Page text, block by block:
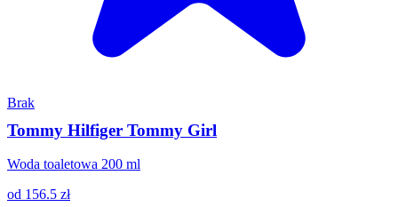
Brak
Tommy Hilfiger Tommy Girl
Woda toaletowa 200 ml
od 156.5 zł